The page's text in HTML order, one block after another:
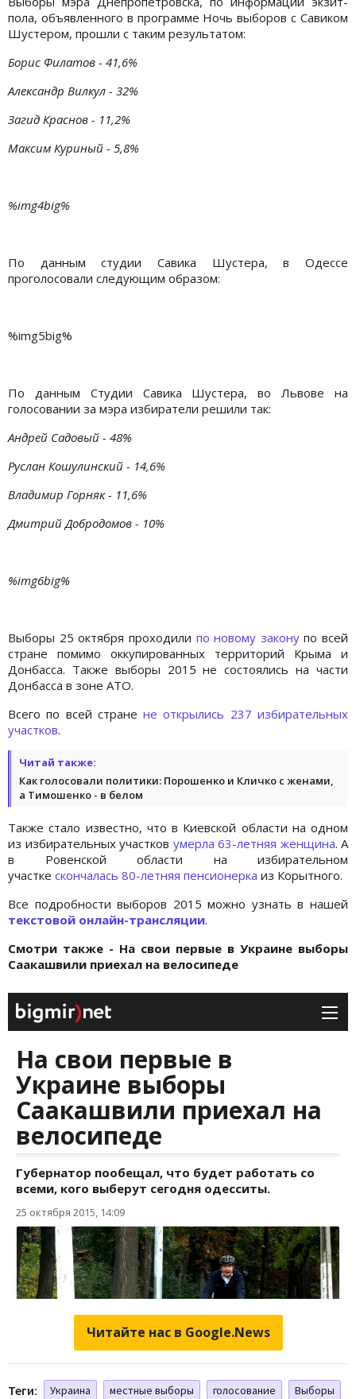
пола, объявленного в программе Ночь выборов с Савиком
Шустером, прошли с таким результатом:
Борис Филатов - 41,6%
Александр Вилкул - 32%
Загид Краснов - 11,2%
Максим Куриный - 5,8%
%img4big%
По данным студии Савика Шустера, в Одессе
проголосовали следующим образом:
%img5big%
По данным Студии Савика Шустера, во Львове на
голосовании за мэра избиратели решили так:
Андрей Садовый - 48%
Руслан Кошулинский - 14,6%
Владимир Горняк - 11,6%
Дмитрий Добродомов - 10%
%img6big%
Выборы 25 октября проходили по новому законупо всей
стране помимо оккупированных территорий Крыма и
Донбасса. Также выборы 2015 не состоялись на части
Донбасса в зоне АТО.
Всего по всей странене открылись 237 избирательных
участков.
Читай также:
Как голосовали политики: Порошенко и Кличко с женами,
а Тимошенко - в белом
Также стало известно, что в Киевской области на одном
из избирательных участков умерла 63-летняя женщина. А
в Ровенской области на избирательном
участке скончалась 80-летняя пенсионерка из Корытного.
Все подробности выборов 2015 можно узнать в нашей
текстовой онлайн-трансляции.
Смотри также - На свои первые в Украине выборы
Саакашвили приехал на велосипеде
Читайте нас в Google.News
Теги: Украина местные выборы голосование
Выборы